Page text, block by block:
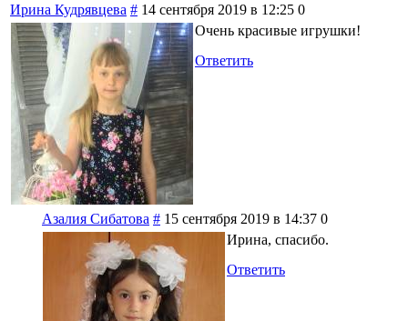
Ирина Кудрявцева # 14 сентября 2019 в 12:25 0
Очень красивые игрушки!
Ответить
Азалия Сибатова # 15 сентября 2019 в 14:37 0
Ирина, спасибо.
Ответить